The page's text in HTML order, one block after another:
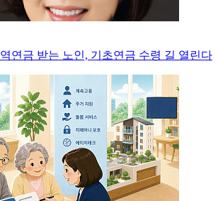
연금 받는 노인, 기초연금 수령 길 열린다